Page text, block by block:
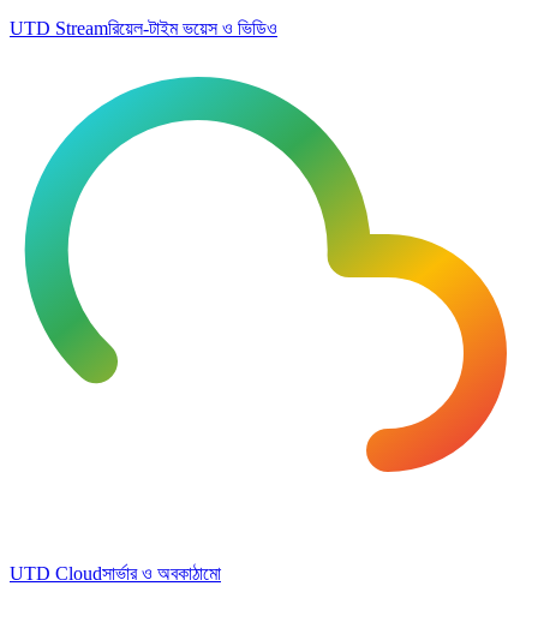
UTD Streamরিয়েল-টাইম ভয়েস ও ভিডিও
UTD Cloudসার্ভার ও অবকাঠামো